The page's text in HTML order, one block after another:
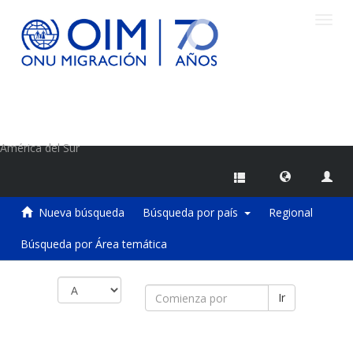
América del Sur
Nueva búsqueda Búsqueda por país Regional
Búsqueda por Área temática
Ir